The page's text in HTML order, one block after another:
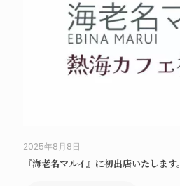
2025年8月8日
『海老名マルイ』に初出店いたします。